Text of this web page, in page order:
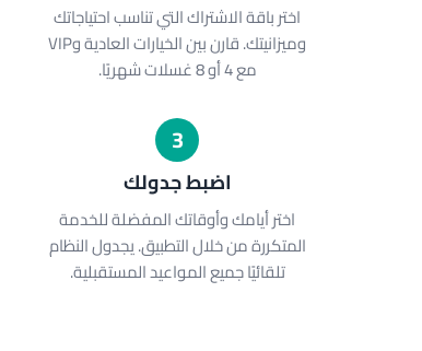
اختر باقة الاشتراك التي تناسب احتياجاتك
وميزانيتك. قارن بين الخيارات العادية وVIP
مع 4 أو 8 غسلات شهريًا.
3
اضبط جدولك
اختر أيامك وأوقاتك المفضلة للخدمة
المتكررة من خلال التطبيق. يجدول النظام
تلقائيًا جميع المواعيد المستقبلية.